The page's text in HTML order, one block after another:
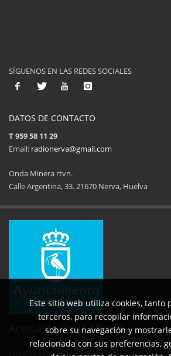
11ª Feria del Jamón
SÍGUENOS EN LAS REDES SOCIALES
DATOS DE CONTACTO
T 959 58 11 29
Email: radionerva@gmail.com
Onda Minera rtvn.
Calle Argentina, 33. 21670 Nerva, Huelva
Acerca de Onda Minera
Este sitio web utiliza cookies, tanto
terceros, para recopilar
sobre su navegación y
relacionada con sus preferencias,